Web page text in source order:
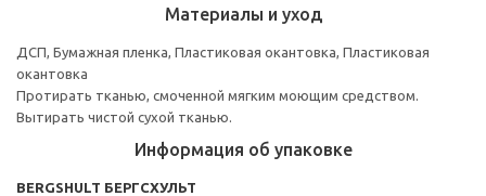
Материалы и уход
ДСП, Бумажная пленка, Пластиковая окантовка, Пластиковая
окантовка
Протирать тканью, смоченной мягким моющим средством.
Вытирать чистой сухой тканью.
Информация об упаковке
BERGSHULT БЕРГСХУЛЬТ